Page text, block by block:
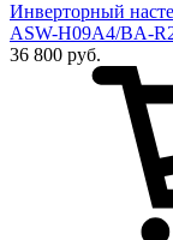
Инверторный
ASW-H09A4/BA-
36 800 руб.